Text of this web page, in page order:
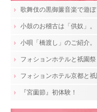
歌舞伎の黒御簾音楽で遊ぼ
小鼓のお稽古は「供奴」。
小唄「橋渡し」のご紹介。
フォションホテルと祇園
フォションホテル京都と
『宮薗節』初体験！